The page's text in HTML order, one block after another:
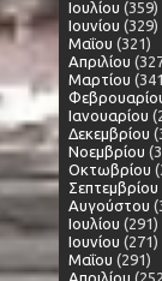
Ιουλίου (359)
Ιουνίου (329)
Μαΐου (321)
Απριλίου
Μαρτίου
Ιανουαρίου
Δεκεμβρίου
Νοεμβρίου
Οκτωβρίου
Σεπτεμβρίου
Αυγούστου
Ιουλίου (291)
Ιουνίου (271)
Μαΐου (291)
Απριλίου